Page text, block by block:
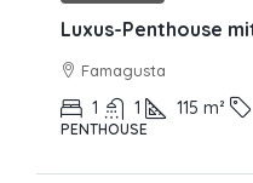
Luxus-Penthouse
Famagusta
1 1 115 m²
PENTHOUSE